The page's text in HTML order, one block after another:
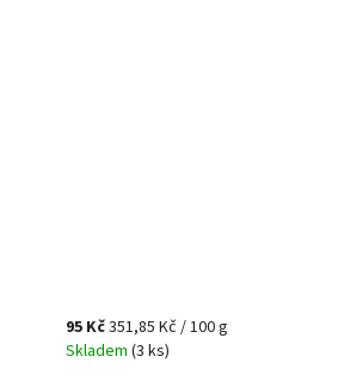
95 Kč351,85 Kč / 100 g
Skladem (3 ks)